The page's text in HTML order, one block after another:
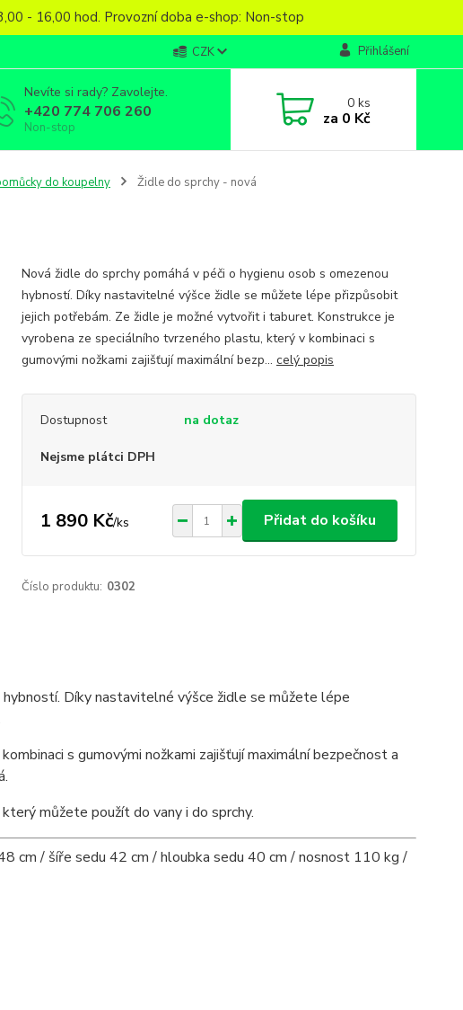
- 16,00 hod. Provozní doba e-shop: Non-stop
CZK Přihlášení
Nevíte si rady? Zavolejte.
+420 774 706 260
Non-stop
0ks
za 0 Kč
do koupelny Židle do sprchy - nová
Nová židle do sprchy pomáhá v péči o hygienu osob s omezenou
hybností. Díky nastavitelné výšce židle se můžete lépe přizpůsobit
jejich potřebám. Ze židle je možné vytvořit i taburet. Konstrukce je
vyrobena ze speciálního tvrzeného plastu, který v kombinaci s
gumovými nožkami zajišťují maximální bezp... celý popis
Dostupnost na dotaz
Nejsme plátci DPH
1 890 Kč/ks Přidat do košíku
Číslo produktu: 0302
Díky nastavitelné výšce židle se můžete lépe
s gumovými nožkami zajišťují maximální bezpečnost a
můžete použít do vany i do sprchy.
cm / šíře sedu 42 cm / hloubka sedu 40 cm / nosnost 110 kg /